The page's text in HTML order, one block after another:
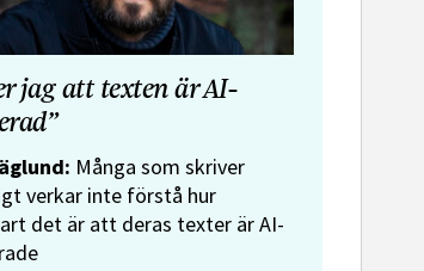
jag att texten är AI-
Många som skriver
verkar inte förstå hur
det är att deras texter är AI-